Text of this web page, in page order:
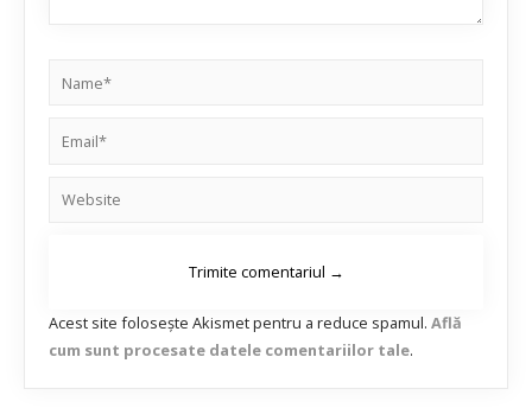
Acest site folosește Akismet pentru a reduce spamul. Află
cum sunt procesate datele comentariilor tale.